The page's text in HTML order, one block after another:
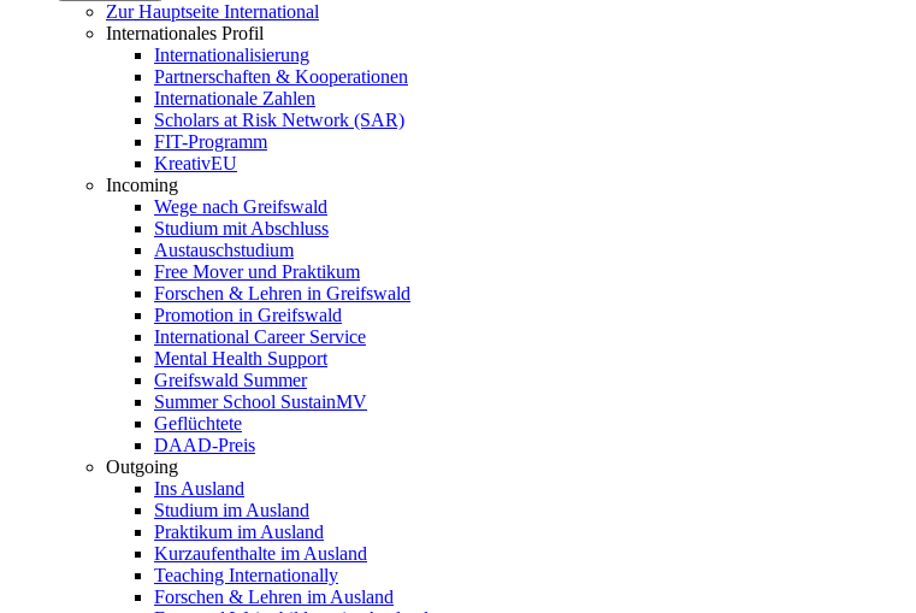
Zur Hauptseite International
Internationales Profil
Internationalisierung
Partnerschaften & Kooperationen
Internationale Zahlen
Scholars at Risk Network (SAR)
FIT-Programm
KreativEU
Incoming
Wege nach Greifswald
Studium mit Abschluss
Austauschstudium
Free Mover und Praktikum
Forschen & Lehren in Greifswald
Promotion in Greifswald
International Career Service
Mental Health Support
Greifswald Summer
Summer School SustainMV
Geflüchtete
DAAD-Preis
Outgoing
Ins Ausland
Studium im Ausland
Praktikum im Ausland
Kurzaufenthalte im Ausland
Teaching Internationally
Forschen & Lehren im Ausland